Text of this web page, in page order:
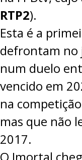
RTP2).
Esta é a
defrontam no
num duelo
vencido em
na
mas que não
2017.